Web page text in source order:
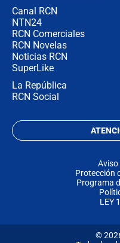
Canal RCN
NTN24
RCN Comerciales
RCN Novelas
Noticias RCN
SuperLike
La República
RCN Social
Aviso
Protección
Programa
LEY
©